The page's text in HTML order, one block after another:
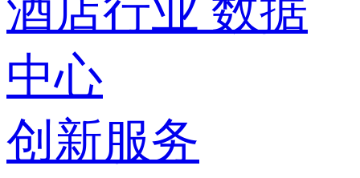
酒店行业 数据
中心
创新服务